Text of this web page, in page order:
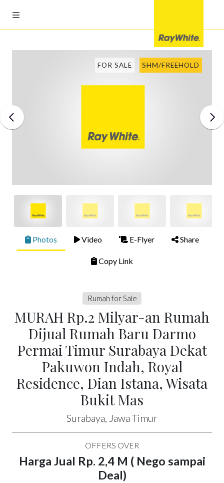
FOR SALE SHM/FREEHOLD
Photos Video E-Flyer Share
Copy Link
Rumah for Sale
MURAH Rp.2 Milyar-an Rumah
Dijual Rumah Baru Darmo
Permai Timur Surabaya Dekat
Pakuwon Indah, Royal
Residence, Dian Istana, Wisata
Bukit Mas
Surabaya, Jawa Timur
OFFERS OVER
Harga Jual Rp. 2,4 M ( Nego sampai
Deal)